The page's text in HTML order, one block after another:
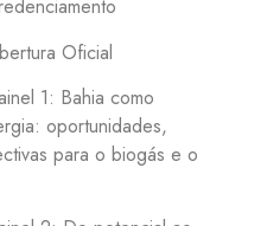
Oficial
1: Bahia como
oportunidades,
para o biogás e o